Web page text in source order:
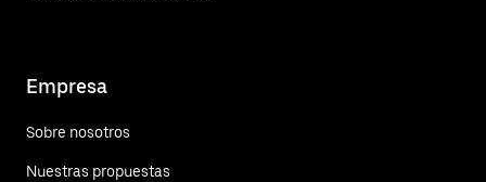
Empresa
Sobre nosotros
Nuestras propuestas